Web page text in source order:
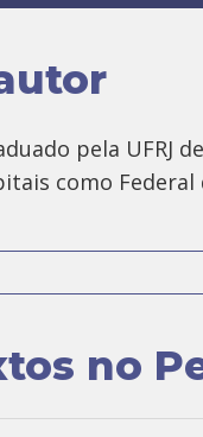
pela UFRJ
como Federal
e
no